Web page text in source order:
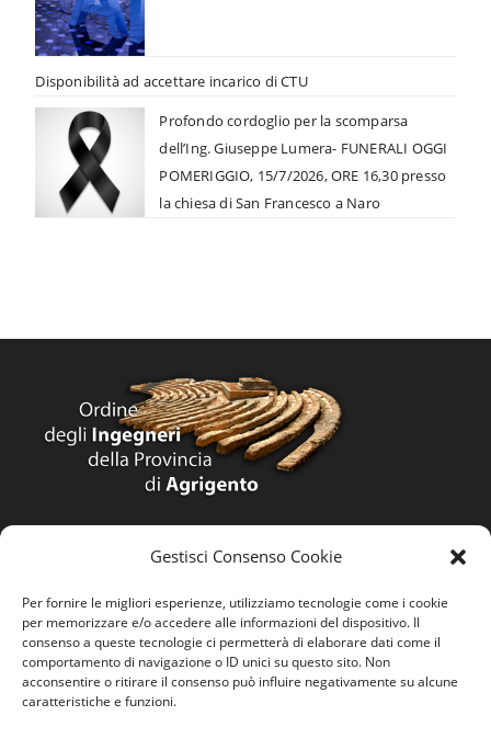
Gestisci Consenso Cookie
Per fornire le migliori esperienze, utilizziamo tecnologie come i cookie
per memorizzare e/o accedere alle informazioni del dispositivo. Il
consenso a queste tecnologie ci permetterà di elaborare dati come il
comportamento di navigazione o ID unici su questo sito. Non
acconsentire o ritirare il consenso può influire negativamente su alcune
caratteristiche e funzioni.
Disponibilità ad accettare incarico di CTU
Profondo cordoglio per la scomparsa
dell’Ing. Giuseppe Lumera- FUNERALI OGGI
POMERIGGIO, 15/7/2026, ORE 16,30 presso
la chiesa di San Francesco a Naro
Ordine
Privacy Policy
Contatti